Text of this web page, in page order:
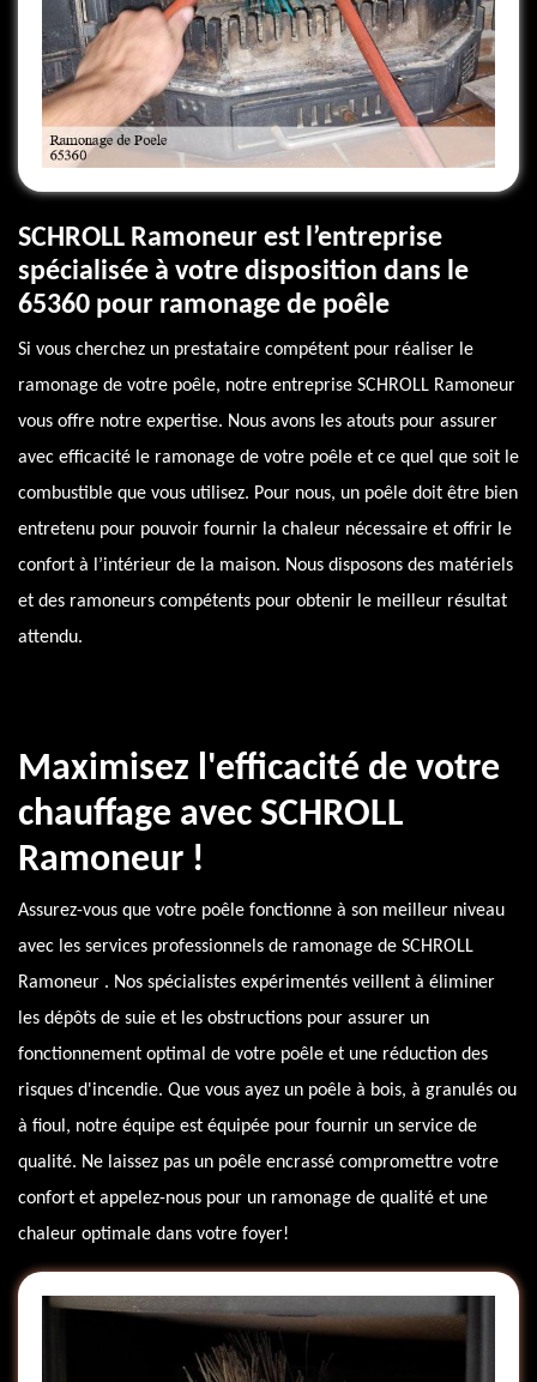
SCHROLL Ramoneur est l’entreprise
spécialisée à votre disposition dans le
65360 pour ramonage de poêle
Si vous cherchez un prestataire compétent pour réaliser le
ramonage de votre poêle, notre entreprise SCHROLL Ramoneur
vous offre notre expertise. Nous avons les atouts pour assurer
avec efficacité le ramonage de votre poêle et ce quel que soit le
combustible que vous utilisez. Pour nous, un poêle doit être bien
entretenu pour pouvoir fournir la chaleur nécessaire et offrir le
confort à l’intérieur de la maison. Nous disposons des matériels
et des ramoneurs compétents pour obtenir le meilleur résultat
attendu.
Maximisez l'efficacité de votre
chauffage avec SCHROLL
Ramoneur !
Assurez-vous que votre poêle fonctionne à son meilleur niveau
avec les services professionnels de ramonage de SCHROLL
Ramoneur . Nos spécialistes expérimentés veillent à éliminer
les dépôts de suie et les obstructions pour assurer un
fonctionnement optimal de votre poêle et une réduction des
risques d'incendie. Que vous ayez un poêle à bois, à granulés ou
à fioul, notre équipe est équipée pour fournir un service de
qualité. Ne laissez pas un poêle encrassé compromettre votre
confort et appelez-nous pour un ramonage de qualité et une
chaleur optimale dans votre foyer!